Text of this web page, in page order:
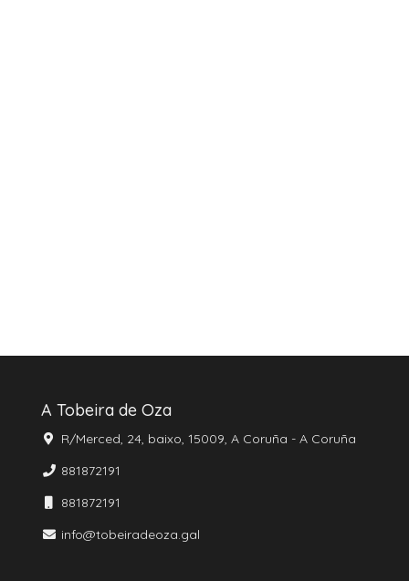
A Tobeira de Oza
R/Merced, 24, baixo, 15009, A Coruña - A Coruña
881872191
881872191
info@tobeiradeoza.gal